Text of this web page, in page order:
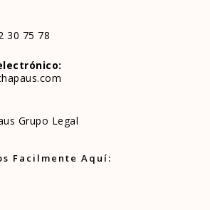
30 75 78
aplicación
Grupo Legal
Facilmente Aquí: